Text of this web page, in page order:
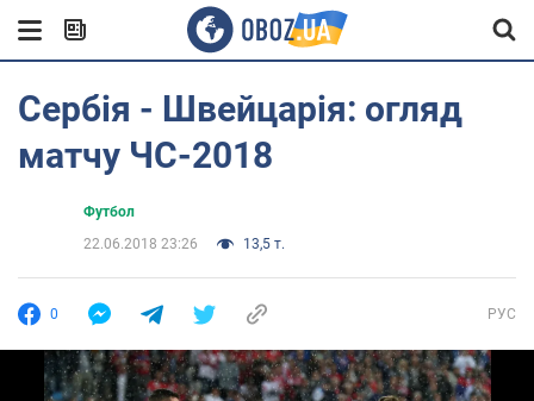
Сербія - Швейцарія: огляд
матчу ЧС-2018
Футбол
22.06.2018 23:26
13,5 т.
0 РУС